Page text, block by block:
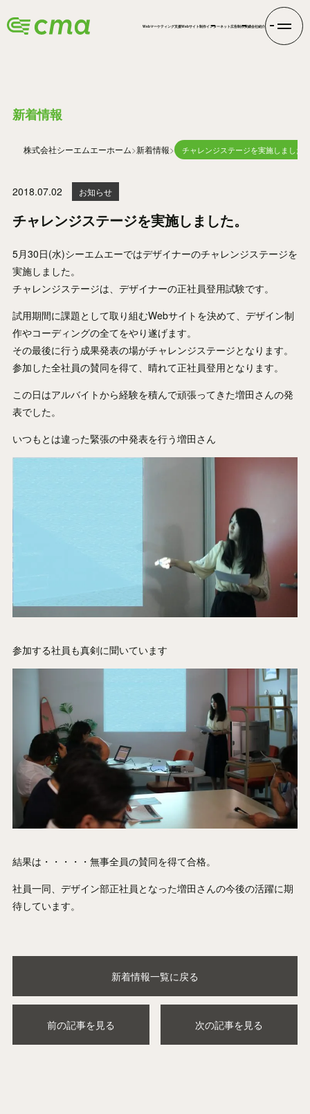
Webマーケティング支援Webサイト制作インターネット広告制作実績会社紹介
新着情報
株式会社シーエムエーホーム 新着情報 チャレンジステージを実施しました
2018.07.02 お知らせ
チャレンジステージを実施しました。
5月30日(水)シーエムエーではデザイナーのチャレンジステージを
実施しました。
チャレンジステージは、デザイナーの正社員登用試験です。
試用期間に課題として取り組むWebサイトを決めて、デザイン制
作やコーディングの全てをやり遂げます。
その最後に行う成果発表の場がチャレンジステージとなります。
参加した全社員の賛同を得て、晴れて正社員登用となります。
この日はアルバイトから経験を積んで頑張ってきた増田さんの発
表でした。
いつもとは違った緊張の中発表を行う増田さん
参加する社員も真剣に聞いています
結果は・・・・・無事全員の賛同を得て合格。
社員一同、デザイン部正社員となった増田さんの今後の活躍に期
待しています。
前の記事を見る
新着情報一覧に戻る
次の記事を見る